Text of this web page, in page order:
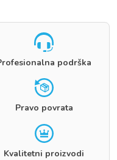
podrška
Pravo povrata
Kvalitetni proizvodi